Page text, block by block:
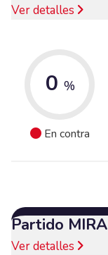
Ver detalles
0 %
En contra
Partido MIRA
Ver detalles